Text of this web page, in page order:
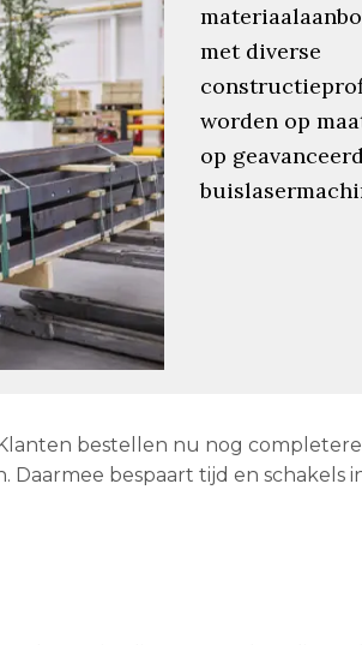
met diverse
worden op
op
bestellen nu nog
bespaart tijd en schakels